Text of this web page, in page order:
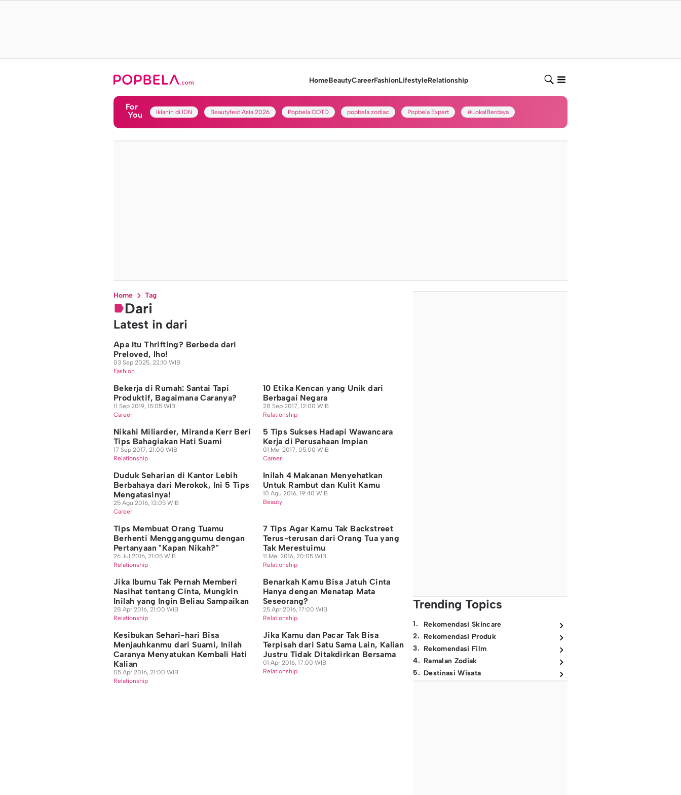
HomeBeautyCareerFashionLifestyleRelationship
For
You
Iklanin di IDN Beautyfest Asia 2026 Popbela OOTD popbela zodiac Popbela Expert #LokalBerdaya
Home Tag
Dari
Latest in dari
Apa Itu Thrifting? Berbeda dari
Preloved, lho!
03 Sep 2025, 22:10 WIB
Fashion
Bekerja di Rumah: Santai Tapi
Produktif, Bagaimana Caranya?
11 Sep 2019, 15:05 WIB
Career
10 Etika Kencan yang Unik dari
Berbagai Negara
28 Sep 2017, 12:00 WIB
Relationship
Nikahi Miliarder, Miranda Kerr Beri
Tips Bahagiakan Hati Suami
17 Sep 2017, 21:00 WIB
Relationship
5 Tips Sukses Hadapi Wawancara
Kerja di Perusahaan Impian
01 Mei 2017, 05:00 WIB
Career
Duduk Seharian di Kantor Lebih
Berbahaya dari Merokok, Ini 5 Tips
Mengatasinya!
25 Agu 2016, 13:05 WIB
Career
Inilah 4 Makanan Menyehatkan
Untuk Rambut dan Kulit Kamu
10 Agu 2016, 19:40 WIB
Beauty
Tips Membuat Orang Tuamu
Berhenti Mengganggumu dengan
Pertanyaan "Kapan Nikah?"
26 Jul 2016, 21:05 WIB
Relationship
7 Tips Agar Kamu Tak Backstreet
Terus-terusan dari Orang Tua yang
Tak Merestuimu
11 Mei 2016, 20:05 WIB
Relationship
Jika Ibumu Tak Pernah Memberi
Nasihat tentang Cinta, Mungkin
Inilah yang Ingin Beliau Sampaikan
28 Apr 2016, 21:00 WIB
Relationship
Benarkah Kamu Bisa Jatuh Cinta
Hanya dengan Menatap Mata
Seseorang?
25 Apr 2016, 17:00 WIB
Relationship
Kesibukan Sehari-hari Bisa
Menjauhkanmu dari Suami, Inilah
Caranya Menyatukan Kembali Hati
Kalian
05 Apr 2016, 21:00 WIB
Relationship
Jika Kamu dan Pacar Tak Bisa
Terpisah dari Satu Sama Lain, Kalian
Justru Tidak Ditakdirkan Bersama
01 Apr 2016, 17:00 WIB
Relationship
Trending Topics
1.
Rekomendasi Skincare
2. Rekomendasi Produk
3. Rekomendasi Film
4. Ramalan Zodiak
5. Destinasi Wisata